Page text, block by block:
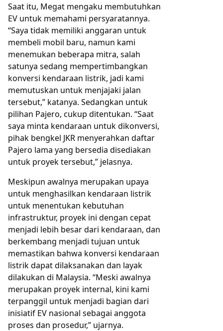
Saat itu, Megat mengaku membutuhkan
EV untuk memahami persyaratannya.
“Saya tidak memiliki anggaran untuk
membeli mobil baru, namun kami
menemukan beberapa mitra, salah
satunya sedang mempertimbangkan
konversi kendaraan listrik, jadi kami
memutuskan untuk menjajaki jalan
tersebut,” katanya. Sedangkan untuk
pilihan Pajero, cukup ditentukan. “Saat
saya minta kendaraan untuk dikonversi,
pihak bengkel JKR menyerahkan daftar
Pajero lama yang bersedia disediakan
untuk proyek tersebut,” jelasnya.
Meskipun awalnya merupakan upaya
untuk menghasilkan kendaraan listrik
untuk menentukan kebutuhan
infrastruktur, proyek ini dengan cepat
menjadi lebih besar dari kendaraan, dan
berkembang menjadi tujuan untuk
memastikan bahwa konversi kendaraan
listrik dapat dilaksanakan dan layak
dilakukan di Malaysia. “Meski awalnya
merupakan proyek internal, kini kami
terpanggil untuk menjadi bagian dari
inisiatif EV nasional sebagai anggota
proses dan prosedur,” ujarnya.